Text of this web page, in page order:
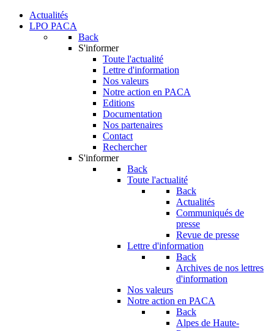
Actualités
LPO PACA
Back
S'informer
Toute l'actualité
Lettre d'information
Nos valeurs
Notre action en PACA
Editions
Documentation
Nos partenaires
Contact
Rechercher
S'informer
Back
Toute l'actualité
Back
Actualités
Communiqués de
presse
Revue de presse
Lettre d'information
Back
Archives de nos lettres
d'information
Nos valeurs
Notre action en PACA
Back
Alpes de Haute-